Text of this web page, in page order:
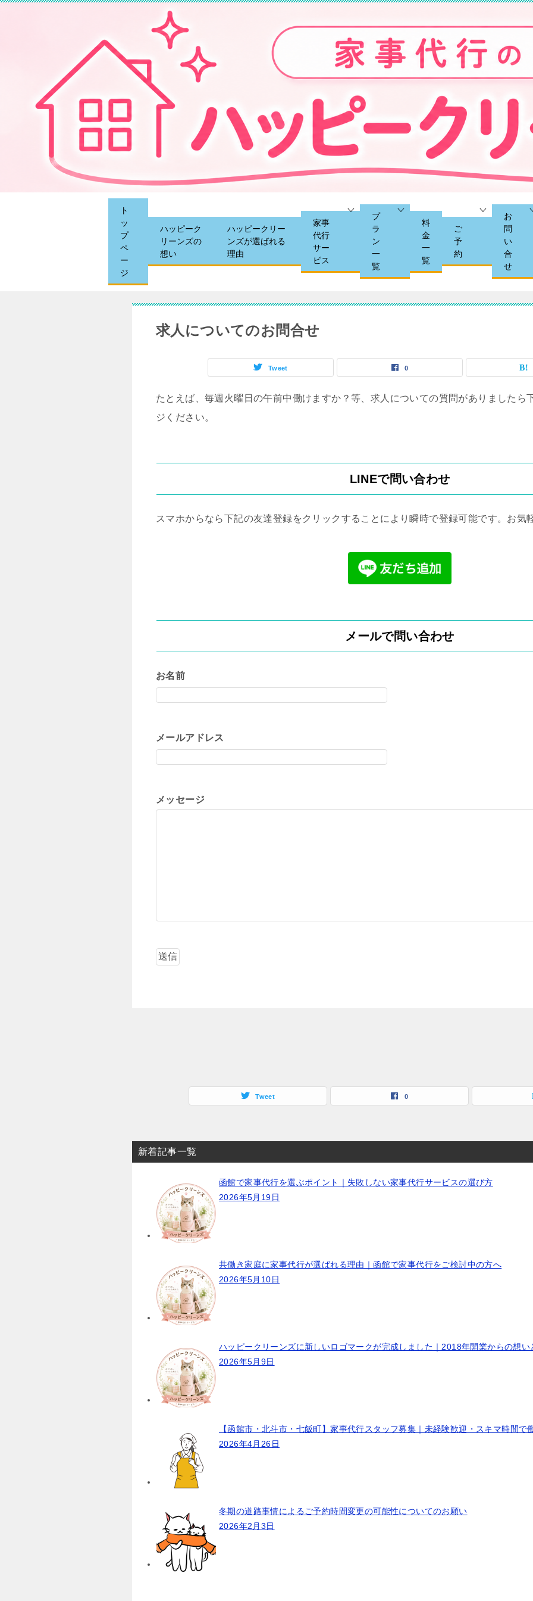
ト
ッ
プ
ペ
ー
ジ
ハッピーク
リーンズの
想い
ハッピークリー
ンズが選ばれる
理由
家事
代行
サー
ビス
プ
ラ
ン
一
覧
料
金
一
覧
ご
予
約
お
問
い
合
せ
求人についてのお問合せ
Tweet 0
たとえば、毎週火曜日の午前中働けますか？等、求人についての質問がありましたら
ジください。
LINEで問い合わせ
スマホからなら下記の友達登録をクリックすることにより瞬時で登録可能です。お気
メールで問い合わせ
お名前
メールアドレス
メッセージ
Tweet 0
新着記事一覧
函館で家事代行を選ぶポイント｜失敗しない家事代行サービスの選び方
2026年5月19日
共働き家庭に家事代行が選ばれる理由｜函館で家事代行をご検討中の方へ
2026年5月10日
ハッピークリーンズに新しいロゴマークが完成しました｜2018年開業からの想い
2026年5月9日
【函館市・北斗市・七飯町】家事代行スタッフ募集｜未経験歓迎・スキマ時間で
2026年4月26日
冬期の道路事情によるご予約時間変更の可能性についてのお願い
2026年2月3日